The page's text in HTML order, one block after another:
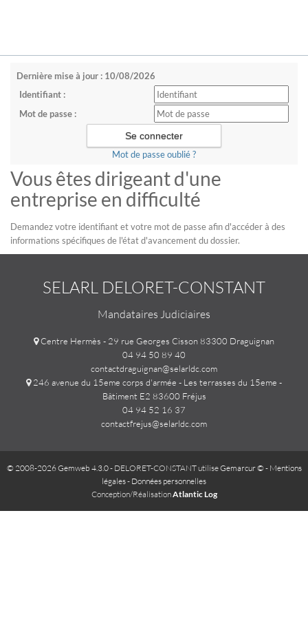
Dernière mise à jour : 10/08/2026
Identifiant :
Mot de passe :
Mot de passe oublié ?
Vous êtes dirigeant d'une
entreprise en difficulté
Demandez votre identifiant et votre mot de passe afin d'accéder à des
informations spécifiques de l'état d'avancement du dossier.
SELARL DELORET-CONSTANT
Mandataires Judiciaires
Centre Hermès - 29 rue Georges Cisson 83300 Draguignan
04 94 50 89 40
contactdraguignan@selarldc.com
246 avenue du 15eme corps d'armée - Les terrasses du 15eme -
Bâtiment E2 83600 Fréjus
04 94 52 16 37
contactfrejus@selarldc.com
© 2008-2026 Gemweb 4.3.0- DELORET-CONSTANT utiliseGemarcur © - Mentions
légales- Données personnelles
Conception/RéalisationAtlantic Log